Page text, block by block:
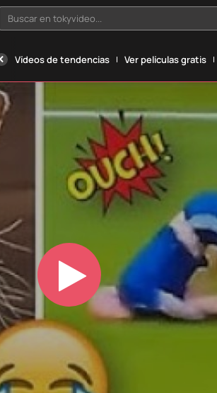
Buscar en tokyvideo...
Vídeos de tendencias Ver películas gratis
Play
Video